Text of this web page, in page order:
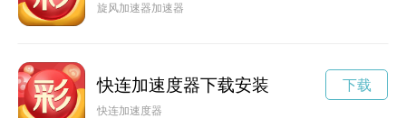
旋风加速器加速器
快连加速度器下载安装
快连加速度器
下载